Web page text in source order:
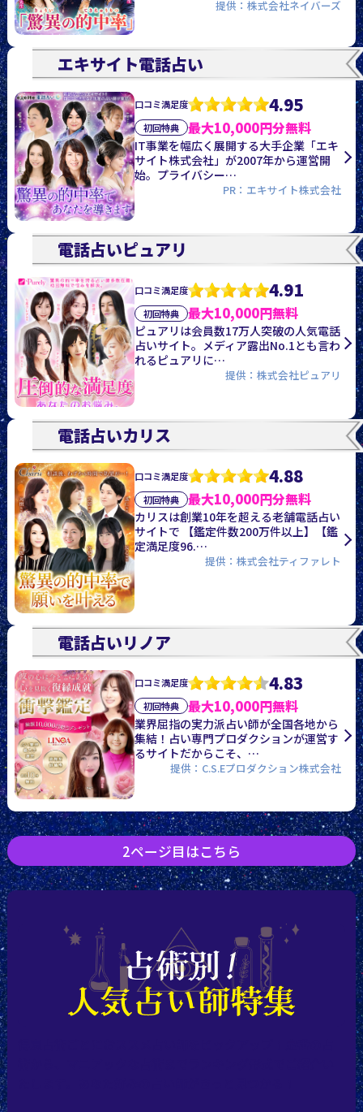
提供：株式会社ネイバーズ
エキサイト電話占い
口コミ満足度 4.95
初回特典 最大10,000円分無料
IT事業を幅広く展開する大手企業「エキ
サイト株式会社」が2007年から運営開
始。プライバシー…
PR：エキサイト株式会社
電話占いピュアリ
口コミ満足度 4.91
初回特典 最大10,000円無料
ピュアリは会員数17万人突破の人気電話
占いサイト。メディア露出No.1とも言わ
れるピュアリに…
提供：株式会社ピュアリ
電話占いカリス
口コミ満足度 4.88
初回特典 最大10,000円分無料
カリスは創業10年を超える老舗電話占い
サイトで 【鑑定件数200万件以上】【鑑
定満足度96.…
提供：株式会社ティファレト
電話占いリノア
口コミ満足度 4.83
初回特典 最大10,000円無料
業界屈指の実力派占い師が全国各地から
集結！占い専門プロダクションが運営す
るサイトだからこそ、…
提供：C.S.Eプロダクション株式会社
2ページ目はこちら